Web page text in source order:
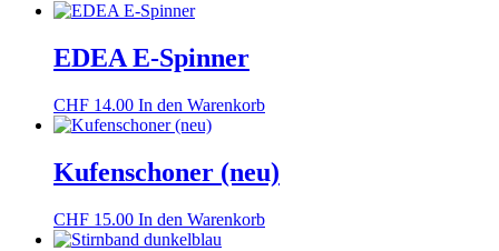
EDEA E-Spinner
CHF 14.00 In den Warenkorb
Kufenschoner (neu)
CHF 15.00 In den Warenkorb